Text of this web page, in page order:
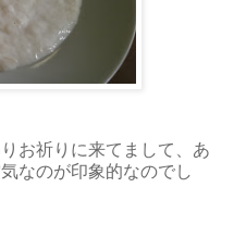
お祈りに来てまして、あ
なのが印象的なのでし